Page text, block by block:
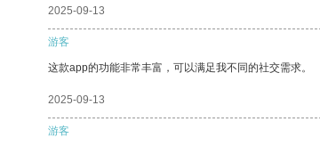
2025-09-13
游客
这款app的功能非常丰富，可以满足我不同的社交需求。
2025-09-13
游客